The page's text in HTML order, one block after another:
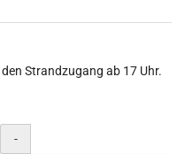
Strandzugang ab 17 Uhr.
Menge
-